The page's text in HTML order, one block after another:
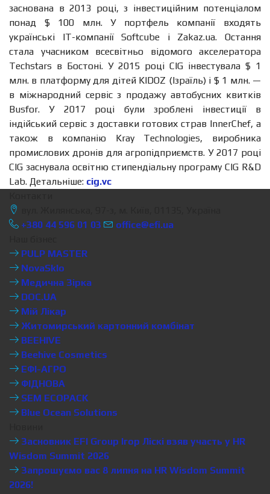
заснована в 2013 році, з інвестиційним потенціалом
понад $ 100 млн. У портфель компанії входять
українські ІТ-компанії Softcube і Zakaz.ua. Остання
стала учасником всесвітньо відомого акселератора
Techstars в Бостоні. У 2015 році CIG інвестувала $ 1
млн. в платформу для дітей KIDOZ (Ізраїль) і $ 1 млн. —
в міжнародний сервіс з продажу автобусних квитків
Busfor. У 2017 році були зроблені інвестиції в
індійський сервіс з доставки готових страв InnerChef, а
також в компанію Kray Technologies, виробника
промислових дронів для агропідприємств. У 2017 році
CIG заснувала освітню стипендіальну програму CIG R&D
Lab. Детальніше: cig.vc
+380 44 596 01 03
office@efi.ua
PULP MASTER
NovaSklo
Медична Зірка
DOC.UA
Мій Лікар
Житомирський картонний комбінат
BEEHIVE
Beehive Cosmetics
ЕФІ-АГРО
ФІДНОВА
SEM ECOPACK
Blue Ocean Solutions
Засновник EFI Group Ігор Ліскі взяв участь у HR
Wisdom Summit 2026
Запрошуємо вас 8 липня на HR Wisdom Summit
2026!